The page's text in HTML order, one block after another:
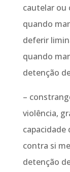
cautelar ou
quando
deferir
quando
detenção
–
violência,
capacidade
contra si
detenção